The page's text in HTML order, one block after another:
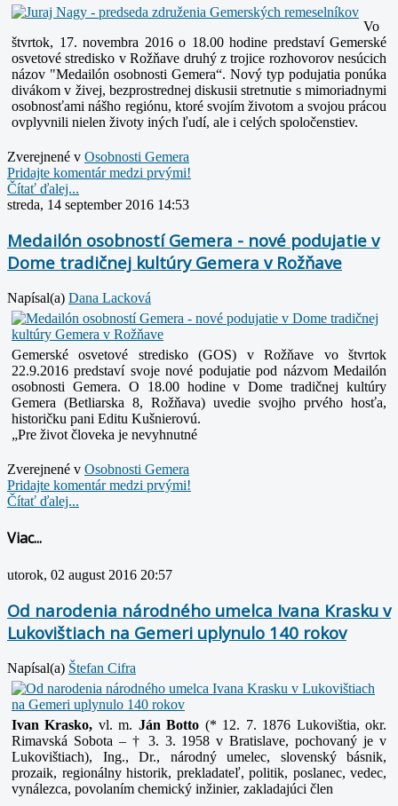
Vo
štvrtok, 17. novembra 2016 o 18.00 hodine predstaví Gemerské
osvetové stredisko v Rožňave druhý z trojice rozhovorov nesúcich
názov "Medailón osobnosti Gemera“. Nový typ podujatia ponúka
divákom v živej, bezprostrednej diskusii stretnutie s mimoriadnymi
osobnosťami nášho regiónu, ktoré svojím životom a svojou prácou
ovplyvnili nielen životy iných ľudí, ale i celých spoločenstiev.
Zverejnené v Osobnosti Gemera
Pridajte komentár medzi prvými!
Čítať ďalej...
streda, 14 september 2016 14:53
Medailón osobností Gemera - nové podujatie v
Dome tradičnej kultúry Gemera v Rožňave
Napísal(a) Dana Lacková
Gemerské osvetové stredisko (GOS) v Rožňave vo štvrtok
22.9.2016 predstaví svoje nové podujatie pod názvom Medailón
osobnosti Gemera. O 18.00 hodine v Dome tradičnej kultúry
Gemera (Betliarska 8, Rožňava) uvedie svojho prvého hosťa,
historičku pani Editu Kušnierovú.
„Pre život človeka je nevyhnutné
Zverejnené v Osobnosti Gemera
Pridajte komentár medzi prvými!
Čítať ďalej...
Viac...
utorok, 02 august 2016 20:57
Od narodenia národného umelca Ivana Krasku v
Lukovištiach na Gemeri uplynulo 140 rokov
Napísal(a) Štefan Cifra
Ivan Krasko, vl. m. Ján Botto (* 12. 7. 1876 Lukovištia, okr.
Rimavská Sobota – † 3. 3. 1958 vBratislave, pochovaný je v
Lukovištiach), Ing., Dr., národný umelec, slovenský básnik,
prozaik, regionálny historik, prekladateľ, politik, poslanec, vedec,
vynálezca, povolaním chemický inžinier, zakladajúci člen